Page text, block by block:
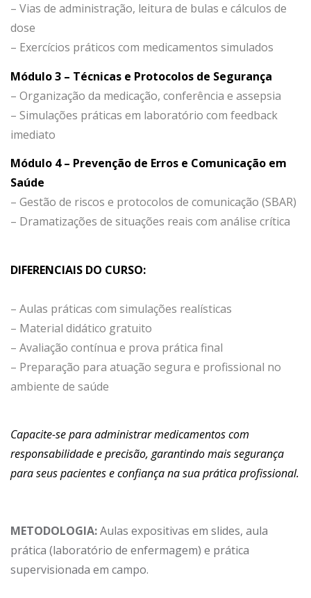
– Vias de administração, leitura de bulas e cálculos de
dose
– Exercícios práticos com medicamentos simulados
Módulo 3 – Técnicas e Protocolos de Segurança
– Organização da medicação, conferência e assepsia
– Simulações práticas em laboratório com feedback
imediato
Módulo 4 – Prevenção de Erros e Comunicação em
Saúde
– Gestão de riscos e protocolos de comunicação (SBAR)
– Dramatizações de situações reais com análise crítica
DIFERENCIAIS DO CURSO:
– Aulas práticas com simulações realísticas
– Material didático gratuito
– Avaliação contínua e prova prática final
– Preparação para atuação segura e profissional no
ambiente de saúde
Capacite-se para administrar medicamentos com
responsabilidade e precisão, garantindo mais segurança
para seus pacientes e confiança na sua prática profissional.
METODOLOGIA:Aulas expositivas em slides, aula
prática (laboratório de enfermagem) e prática
supervisionada em campo.